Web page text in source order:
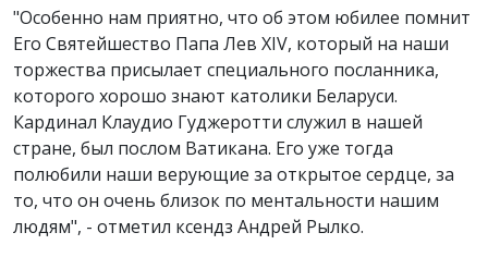
"Особенно нам приятно, что об этом юбилее помнит
Его Святейшество Папа Лев XIV, который на наши
торжества присылает специального посланника,
которого хорошо знают католики Беларуси.
Кардинал Клаудио Гуджеротти служил в нашей
стране, был послом Ватикана. Его уже тогда
полюбили наши верующие за открытое сердце, за
то, что он очень близок по ментальности нашим
людям", - отметил ксендз Андрей Рылко.